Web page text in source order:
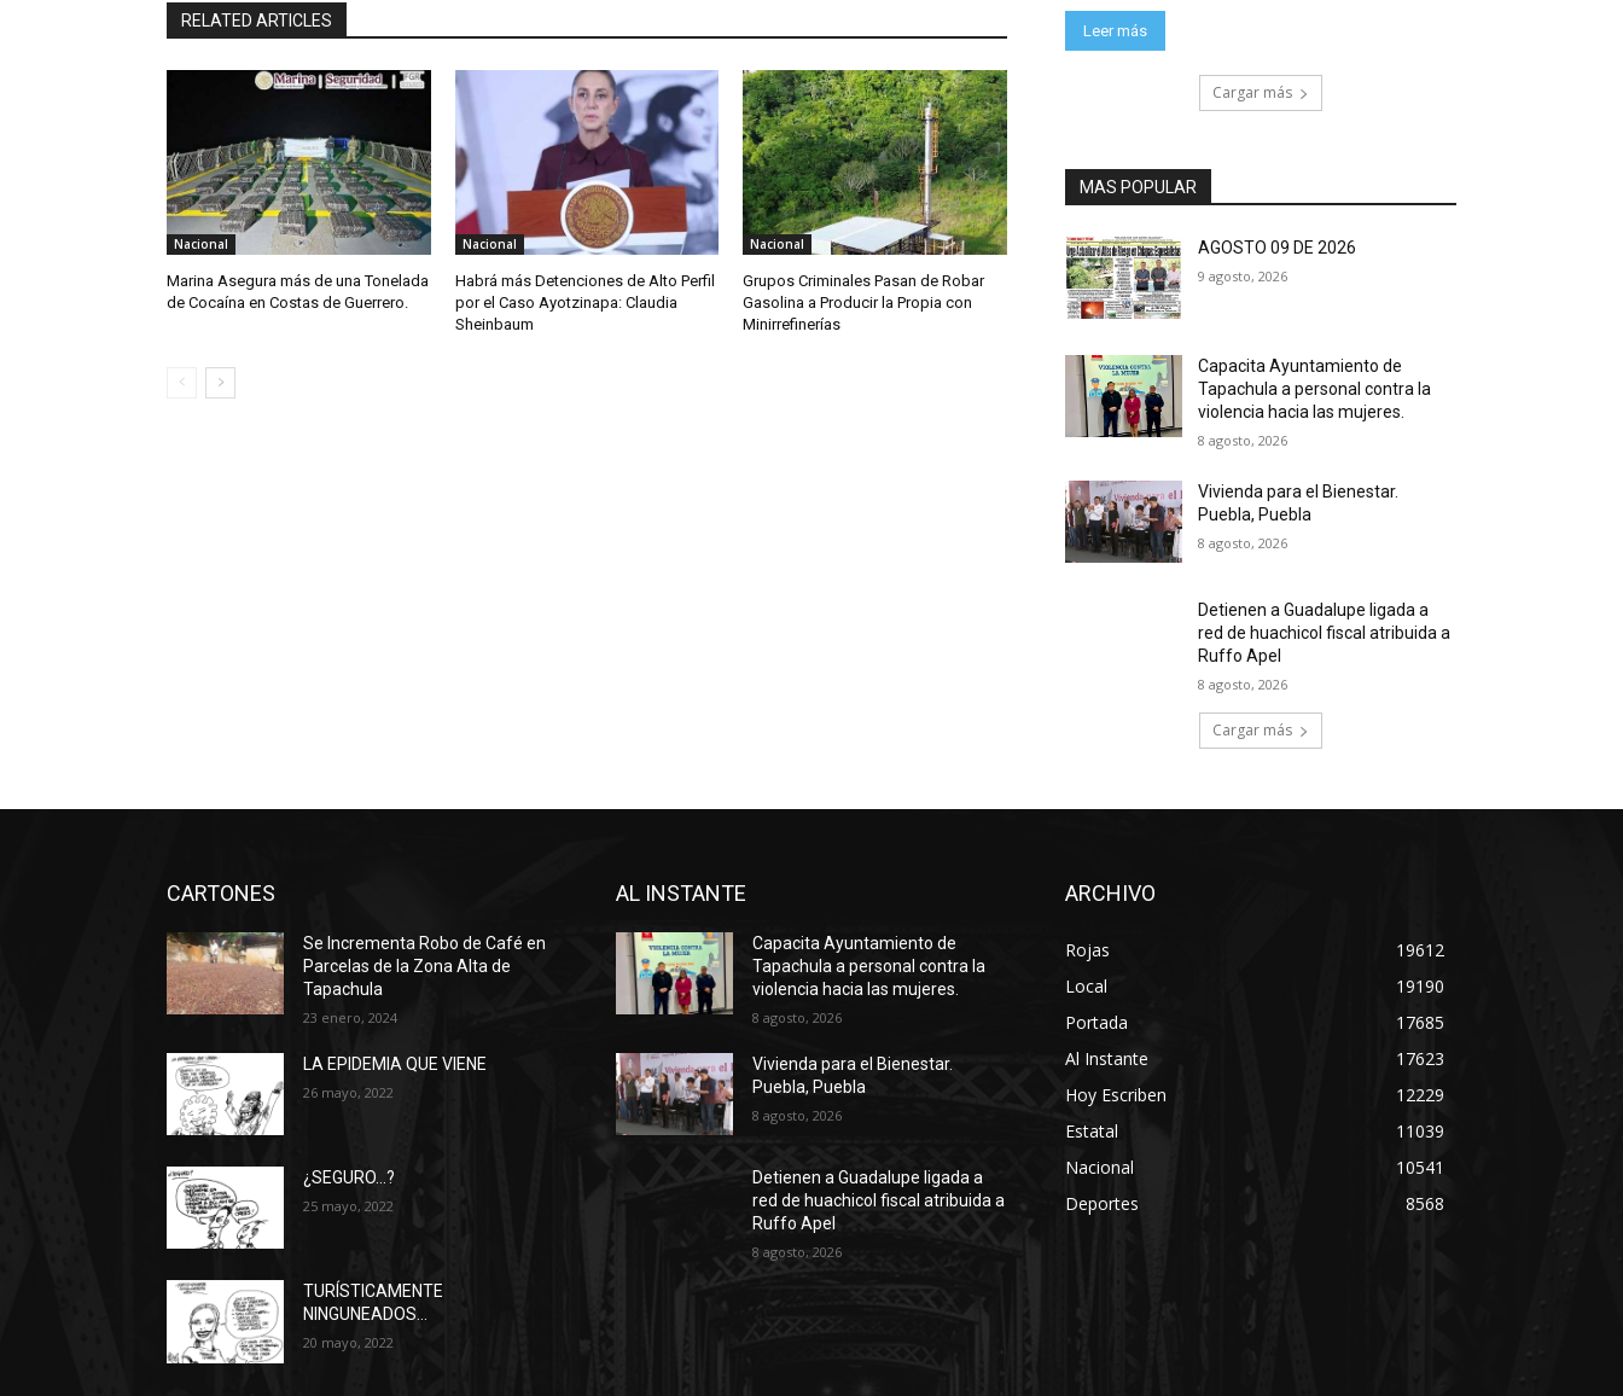
RELATED ARTICLES
Nacional
Marina Asegura más de una Tonelada
de Cocaína en Costas de Guerrero.
Nacional
Habrá más Detenciones de Alto Perfil
por el Caso Ayotzinapa: Claudia
Sheinbaum
Nacional
Grupos Criminales Pasan de Robar
Gasolina a Producir la Propia con
Minirrefinerías
Leer más
Cargar más
MAS POPULAR
AGOSTO 09 DE 2026
9 agosto, 2026
Capacita Ayuntamiento de
Tapachula a personal contra la
violencia hacia las mujeres.
8 agosto, 2026
Vivienda para el Bienestar.
Puebla, Puebla
8 agosto, 2026
Detienen a Guadalupe ligada a
red de huachicol fiscal atribuida a
Ruffo Apel
8 agosto, 2026
Cargar más
CARTONES
Se Incrementa Robo de Café en
Parcelas de la Zona Alta de
Tapachula
23 enero, 2024
LA EPIDEMIA QUE VIENE
26 mayo, 2022
¿SEGURO…?
25 mayo, 2022
TURÍSTICAMENTE
NINGUNEADOS…
20 mayo, 2022
AL INSTANTE
Capacita Ayuntamiento de
Tapachula a personal contra la
violencia hacia las mujeres.
8 agosto, 2026
Vivienda para el Bienestar.
Puebla, Puebla
8 agosto, 2026
Detienen a Guadalupe ligada a
red de huachicol fiscal atribuida a
Ruffo Apel
8 agosto, 2026
ARCHIVO
Rojas
19612
Local
19190
Portada
17685
Al Instante
17623
Hoy Escriben
12229
Estatal
11039
Nacional
10541
Deportes
8568